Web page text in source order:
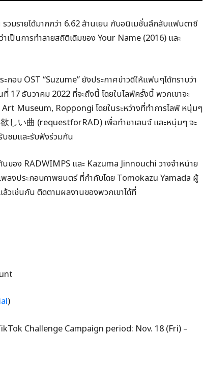
วมรายได้มากกว่า 6.62 ล้านเยน กับอนิเมชั่นลึกลับแฟนตาซี
เป็นการทำลายสถิติเดิมของ Your Name (2016) และ
อบ OST “Suzume” ยังประกาศข่าวดีให้แฟนๆได้ทราบว่า
17 ธันวาคม 2022 ที่จะถึงนี้ โดยในไลฟ์ครั้งนี้ พวกเขาจะ
Museum, Roppongi โดยในระหว่างที่ทำการไลฟ์ หนุ่มๆ
い曲 (requestforRAD) เพื่อทำชาเลนจ์ และหนุ่มๆ จะ
บชมและรับฟังร่วมกัน
ของ RADWIMPS และ Kazuma Jinnouchi วางจำหน่าย
พลงประกอบภาพยนตร์ ที่กำกับโดย Tomokazu Yamada ผู้
วเช่นกัน ติดตามผลงานของพวกเขาได้ที่
)
Challenge Campaign period: Nov. 18 (Fri) –